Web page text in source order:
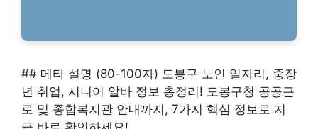
## 메타 설명 (80-100자) 도봉구 노인 일자리, 중장
년 취업, 시니어 알바 정보 총정리! 도봉구청 공공근
로 및 종합복지관 안내까지, 7가지 핵심 정보로 지